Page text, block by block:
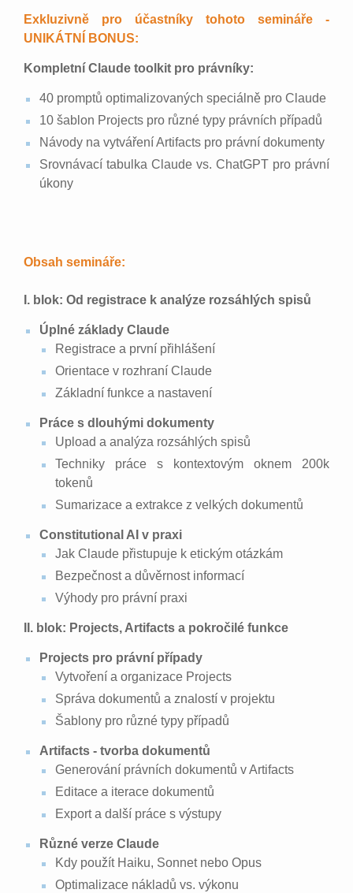
Exkluzivně pro účastníky tohoto semináře -
UNIKÁTNÍ BONUS:
Kompletní Claude toolkit pro právníky:
40 promptů optimalizovaných speciálně pro Claude
10 šablon Projects pro různé typy právních případů
Návody na vytváření Artifacts pro právní dokumenty
Srovnávací tabulka Claude vs. ChatGPT pro právní
úkony
Obsah semináře:
I. blok: Od registrace k analýze rozsáhlých spisů
Úplné základy Claude
Registrace a první přihlášení
Orientace v rozhraní Claude
Základní funkce a nastavení
Práce s dlouhými dokumenty
Upload a analýza rozsáhlých spisů
Techniky práce s kontextovým oknem 200k
tokenů
Sumarizace a extrakce z velkých dokumentů
Constitutional AI v praxi
Jak Claude přistupuje k etickým otázkám
Bezpečnost a důvěrnost informací
Výhody pro právní praxi
II. blok: Projects, Artifacts a pokročilé funkce
Projects pro právní případy
Vytvoření a organizace Projects
Správa dokumentů a znalostí v projektu
Šablony pro různé typy případů
Artifacts - tvorba dokumentů
Generování právních dokumentů v Artifacts
Editace a iterace dokumentů
Export a další práce s výstupy
Různé verze Claude
Kdy použít Haiku, Sonnet nebo Opus
Optimalizace nákladů vs. výkonu